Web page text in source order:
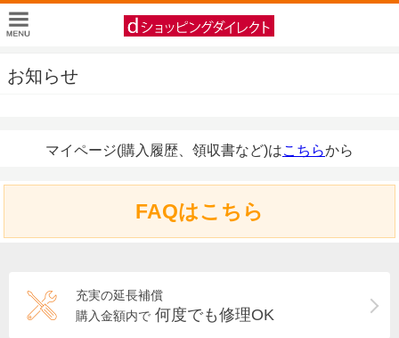
お知らせ
マイページ(購入履歴、領収書など)はこちらから
FAQはこちら
充実の延長補償
購入金額内で 何度でも修理OK